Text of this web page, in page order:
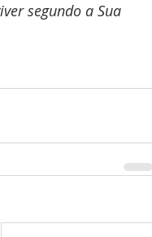
segundo a Sua